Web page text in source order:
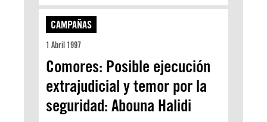
CAMPAÑAS
1 Abril 1997
Comores: Posible ejecución
extrajudicial y temor por la
seguridad: Abouna Halidi